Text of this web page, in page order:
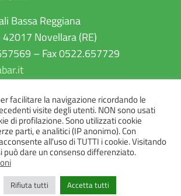
Bassa Reggiana
Novellara (RE)
– Fax 0522.657729
facilitare la navigazione ricordando le
visite degli utenti. NON sono usati
di profilazione. Sono utilizzati cookie
parti, e analitici (IP anonimo). Con
all'uso di TUTTI i cookie. Visitando
può dare un consenso differenziato.
Rifiuta tutti Accetta tutti